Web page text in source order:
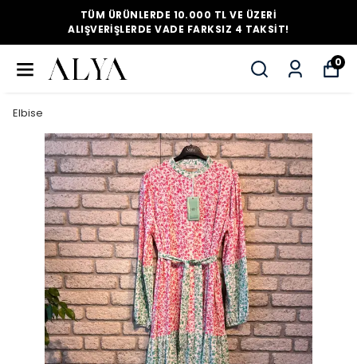
TÜM ÜRÜNLERDE 10.000 TL VE ÜZERI
ALIŞVERIŞLERDE VADE FARKSIZ 4 TAKSIT!
0
Elbise